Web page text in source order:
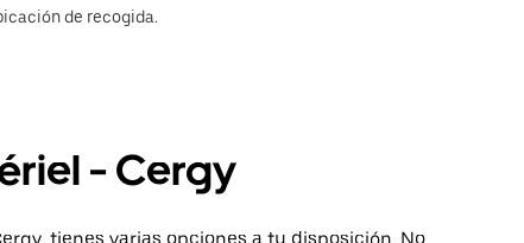
de recogida.
- Cergy